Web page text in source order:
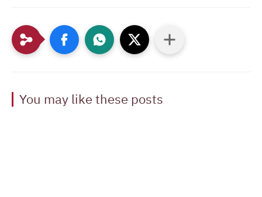
You may like these posts